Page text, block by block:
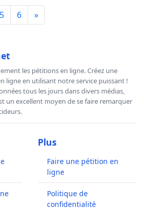
5 6 »
les pétitions en ligne. Créez une
ligne en utilisant notre service puissant !
tous les jours dans divers médias,
un excellent moyen de se faire remarquer
Plus
Faire une pétition en
ligne
Politique de
confidentialité